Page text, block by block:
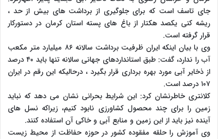
جای تاسف است که برای جلوگیری از برداشت های بیش از حد ،
ریشه کنی یکصد هکتار از باغ های پسته استان کرمان در دستورکار
قرار گرفته است.
وی با بیان اینکه ایران ظرفیت برداشت سالانه ۸۶ میلیارد متر مکعب
آب را ندارد، گفت: طبق استانداردهای جهانی سالانه تنها باید ۴۰ درصد
از ذخایر آبی مورد بهره برداری قرار بگیرد ، درحالیکه این رقم در ایران
۱۰۷ درصد است.
کلانتری خاطرنشان کرد: این شرایط بحرانی نشان می دهد که نباید
زمین را برای چند محصول کشاورزی نابود کنیم، زیراکه نسل های
آینده نیز باید از این زمین و منابع آبی و خاکی آن استفاده کنند.
وی آموزش را حلقه مفقوده کشور در حوزه حفاظت از محیط زیست